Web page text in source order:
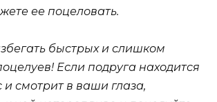
ее поцеловать.
быстрых и слишком
Если подруга находится
смотрит в ваши глаза,